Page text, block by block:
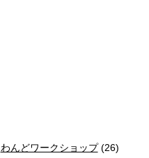
わんどワークショップ(26)